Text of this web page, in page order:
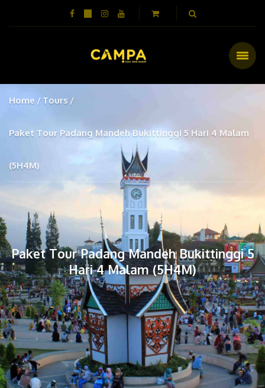
Home Tours
Paket Tour Padang Mandeh Bukittinggi 5 Hari 4 Malam
(5H4M)
Paket Tour Padang Mandeh Bukittinggi 5
Hari 4 Malam (5H4M)